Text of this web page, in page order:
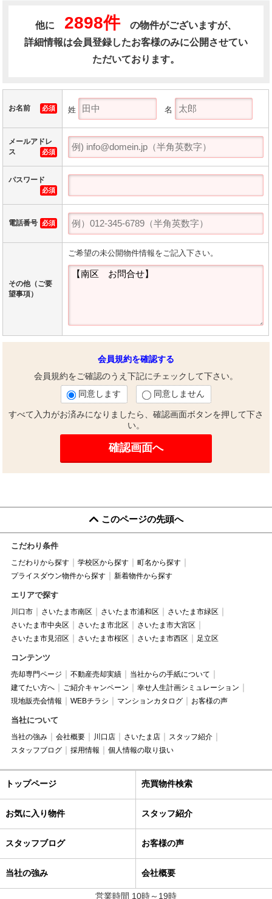
他に 2898件の物件がございますが、
詳細情報は会員登録したお客様のみに公開させてい
ただいております。
お名前 必須 姓 名
メールアドレ
ス
必須
パスワード
必須
電話番号 必須
その他（ご要
望事項）
ご希望の未公開物件情報をご記入下さい。
会員規約を確認する
会員規約をご確認のうえ下記にチェックして下さい。
同意します
同意しません
すべて入力がお済みになりましたら、確認画面ボタンを押して下さ
い。
このページの先頭へ
こだわり条件
こだわりから探す 学校区から探す
町名から探す
プライスダウン物件から探す
新着物件から探す
エリアで探す
川口市 さいたま市南区 さいたま市浦和区
さいたま市緑区
さいたま市中央区
さいたま市北区
さいたま市大宮区
さいたま市見沼区
さいたま市桜区 さいたま市西区 足立区
コンテンツ
売却専門ページ 不動産売却実績
当社からの手紙について
建てたい方へ
ご紹介キャンペーン
幸せ人生計画シミュレーション
現地販売会情報
WEBチラシ マンションカタログ お客様の声
当社について
当社の強み 会社概要 川口店 さいたま店
スタッフ紹介
スタッフブログ
採用情報 個人情報の取り扱い
トップページ 売買物件検索
お気に入り物件 スタッフ紹介
スタッフブログ お客様の声
当社の強み 会社概要
営業時間 10時～19時